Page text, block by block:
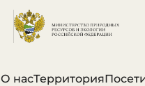
О насТерритория